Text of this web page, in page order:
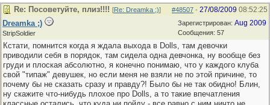
#48507 - 27/08/2009 08:52:25
Re: Посоветуйте, плиз!!!! [Re: Dreamka ;)]
Зарегистрирован: Aug 2009
Сообщения: 57
Dreamka ;)
StripSoldier
Кстати, помнится когда я ждала выхода в Dolls, там девочки
приводили себя в порядок, там сидела одна девчонка, ну вообще без
груди и плоская абсолютно, я конечно понимаю, что у каждого клуба
свой "типаж" девушек, но если меня не взяли не по этой причине, то
почему бы не сказать сразу и правду?! Было бы не так обидно! Блин,
ну скажите что-нибудь плохое про Dolls, а то такие впечатления